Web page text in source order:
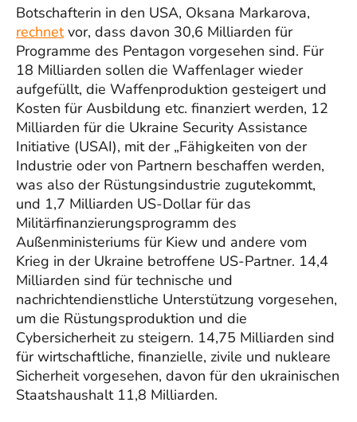
Botschafterin in den USA, Oksana Markarova,
rechnetvor, dass davon 30,6 Milliarden für
Programme des Pentagon vorgesehen sind. Für
18 Milliarden sollen die Waffenlager wieder
aufgefüllt, die Waffenproduktion gesteigert und
Kosten für Ausbildung etc. finanziert werden, 12
Milliarden für die Ukraine Security Assistance
Initiative (USAI), mit der „Fähigkeiten von der
Industrie oder von Partnern beschaffen werden,
was also der Rüstungsindustrie zugutekommt,
und 1,7 Milliarden US-Dollar für das
Militärfinanzierungsprogramm des
Außenministeriums für Kiew und andere vom
Krieg in der Ukraine betroffene US-Partner. 14,4
Milliarden sind für technische und
nachrichtendienstliche Unterstützung vorgesehen,
um die Rüstungsproduktion und die
Cybersicherheit zu steigern. 14,75 Milliarden sind
für wirtschaftliche, finanzielle, zivile und nukleare
Sicherheit vorgesehen, davon für den ukrainischen
Staatshaushalt 11,8 Milliarden.